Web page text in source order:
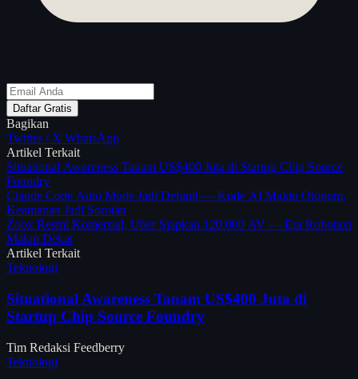
Daftar Gratis
Bagikan
Twitter / X WhatsApp
Artikel Terkait
Situational Awareness Tanam US$400 Juta di Startup Chip Source
Foundry
Claude Code Auto Mode Jadi Default — Kode AI Makin Otonom,
Keamanan Jadi Sorotan
Zoox Resmi Komersial, Uber Siapkan 120.000 AV — Era Robotaxi
Makin Dekat
Artikel Terkait
Teknologi
Situational Awareness Tanam US$400 Juta di
Startup Chip Source Foundry
Tim Redaksi Feedberry
Teknologi